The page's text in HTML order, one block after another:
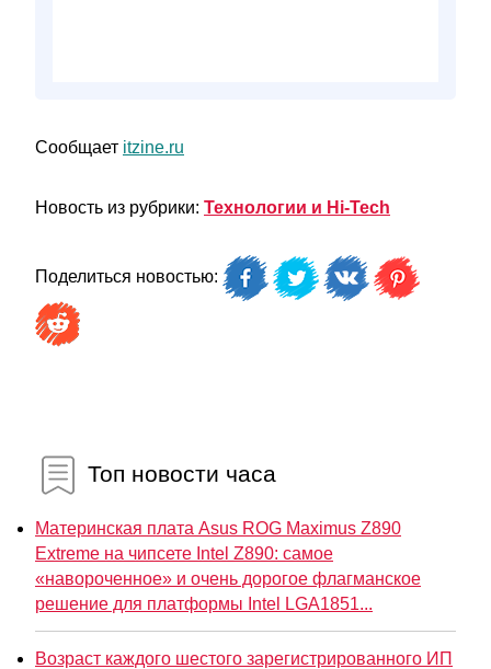
Сообщает itzine.ru
Новость из рубрики: Технологии и Hi-Tech
Поделиться новостью:
Топ новости часа
Материнская плата Asus ROG Maximus Z890
Extreme на чипсете Intel Z890: самое
«навороченное» и очень дорогое флагманское
решение для платформы Intel LGA1851...
Возраст каждого шестого зарегистрированного ИП